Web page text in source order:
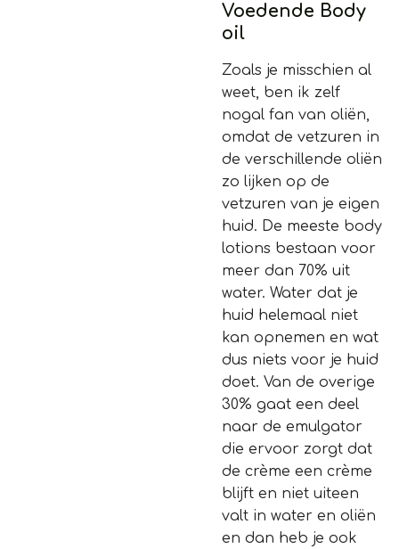
Voedende Body
oil
Zoals je misschien al
weet, ben ik zelf
nogal fan van oliën,
omdat de vetzuren in
de verschillende oliën
zo lijken op de
vetzuren van je eigen
huid. De meeste body
lotions bestaan voor
meer dan 70% uit
water. Water dat je
huid helemaal niet
kan opnemen en wat
dus niets voor je huid
doet. Van de overige
30% gaat een deel
naar de emulgator
die ervoor zorgt dat
de crème een crème
blijft en niet uiteen
valt in water en oliën
en dan heb je ook